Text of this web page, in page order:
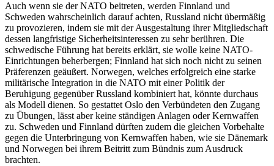
Auch wenn sie der NATO beitreten, werden Finnland und
Schweden wahrscheinlich darauf achten, Russland nicht übermäßig
zu provozieren, indem sie mit der Ausgestaltung ihrer Mitgliedschaft
dessen langfristige Sicherheitsinteressen zu sehr berühren. Die
schwedische Führung hat bereits erklärt, sie wolle keine NATO-
Einrichtungen beherbergen; Finnland hat sich noch nicht zu seinen
Präferenzen geäußert. Norwegen, welches erfolgreich eine starke
militärische Integration in die NATO mit einer Politik der
Beruhigung gegenüber Russland kombiniert hat, könnte durchaus
als Modell dienen. So gestattet Oslo den Verbündeten den Zugang
zu Übungen, lässt aber keine ständigen Anlagen oder Kernwaffen
zu. Schweden und Finnland dürften zudem die gleichen Vorbehalte
gegen die Unterbringung von Kernwaffen haben, wie sie Dänemark
und Norwegen bei ihrem Beitritt zum Bündnis zum Ausdruck
brachten.